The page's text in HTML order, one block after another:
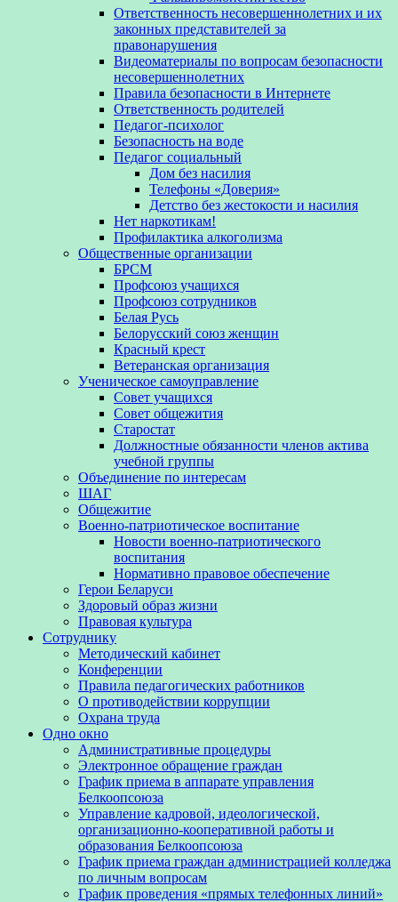
Ответственность несовершеннолетних и их
законных представителей за
правонарушения
Видеоматериалы по вопросам безопасности
несовершеннолетних
Правила безопасности в Интернете
Ответственность родителей
Педагог-психолог
Безопасность на воде
Педагог социальный
Дом без насилия
Телефоны «Доверия»
Детство без жестокости и насилия
Нет наркотикам!
Профилактика алкоголизма
Общественные организации
БРСМ
Профсоюз учащихся
Профсоюз сотрудников
Белая Русь
Белорусский союз женщин
Красный крест
Ветеранская организация
Ученическое самоуправление
Совет учащихся
Совет общежития
Старостат
Должностные обязанности членов актива
учебной группы
Объединение по интересам
ШАГ
Общежитие
Военно-патриотическое воспитание
Новости военно-патриотического
воспитания
Нормативно правовое обеспечение
Герои Беларуси
Здоровый образ жизни
Правовая культура
Сотруднику
Методический кабинет
Конференции
Правила педагогических работников
О противодействии коррупции
Охрана труда
Одно окно
Административные процедуры
Электронное обращение граждан
График приема в аппарате управления
Белкоопсоюза
Управление кадровой, идеологической,
организационно-кооперативной работы и
образования Белкоопсоюза
График приема граждан администрацией колледжа
по личным вопросам
График проведения «прямых телефонных линий»